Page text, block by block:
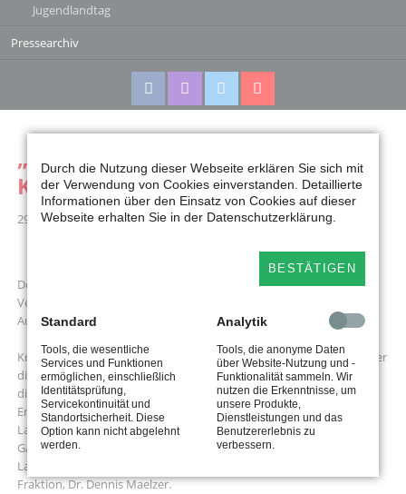
Jugendlandtag
Pressearchiv
„Wir brauchen Alltagshelfer in
Kitas und der OGS“
29.10.2020 16:17
Der SPD-Landtagsabgeordnete Dennis Maelzer fordert die
Verlängerung des Alltagshelfer-Programms in den Kitas und eine
Ausweitung auf die Offenen Ganztagsschulen.
Kreis Lippe. Seit dem Sommer unterstützen sogenannte Alltagshelfer
die Fachkräfte in den Kitas bei ihrer Arbeit und greifen ihnen unter
die Arme. Doch dieses vom Land NRW finanzierte Programm läuft
Ende des Jahres aus. „Diese wichtige Unterstützung muss von der
Landesregierung verlängert und auch auf die Offenen
Ganztagschulen ausgeweitet werden“, fordert der SPD-
Landtagsabgeordnete und familienpolitische Sprecher seiner
Fraktion, Dr. Dennis Maelzer.
Durch die Nutzung dieser Webseite erklären Sie sich mit
der Verwendung von Cookies einverstanden. Detaillierte
Informationen über den Einsatz von Cookies auf dieser
Webseite erhalten Sie in der Datenschutzerklärung.
BESTÄTIGEN
Standard
Tools, die wesentliche
Services und Funktionen
ermöglichen, einschließlich
Identitätsprüfung,
Servicekontinuität und
Standortsicherheit. Diese
Option kann nicht abgelehnt
werden.
Analytik
Tools, die anonyme Daten
über Website-Nutzung und -
Funktionalität sammeln. Wir
nutzen die Erkenntnisse, um
unsere Produkte,
Dienstleistungen und das
Benutzererlebnis zu
verbessern.